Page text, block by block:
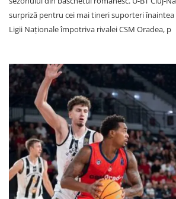
surpriză pentru cei mai tineri suporteri înaintea
Ligii Naționale împotriva rivalei CSM Oradea, p